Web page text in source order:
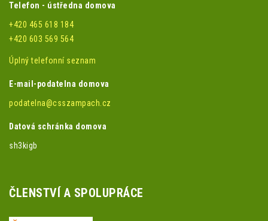
Telefon - ústředna domova
+420 465 618 184
+420 603 569 564
Úplný telefonní seznam
E-mail-podatelna domova
podatelna@csszampach.cz
Datová schránka domova
sh3kigb
ČLENSTVÍ A SPOLUPRÁCE